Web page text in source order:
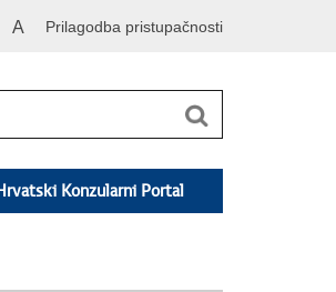
A Prilagodba pristupačnosti
Konzularni Portal